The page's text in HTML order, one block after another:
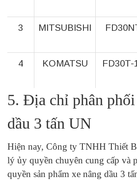
3 MITSUBISHI
4 KOMATSU FD30T-
5. Địa chỉ phân phối
dầu 3 tấn UN
Hiện nay, Công ty TNHH Thiết
lý ủy quyền chuyên cung cấp và
quyền sản phẩm xe nâng dầu 3